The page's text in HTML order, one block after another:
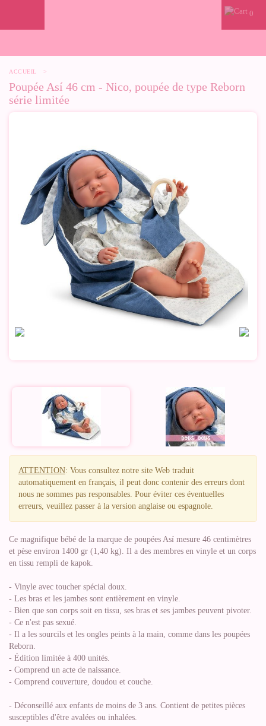
0
ACCUEIL >
Poupée Así 46 cm - Nico, poupée de type Reborn
série limitée
ATTENTION: Vous consultez notre site Web traduit
automatiquement en français, il peut donc contenir des erreurs dont
nous ne sommes pas responsables. Pour éviter ces éventuelles
erreurs, veuillez passer à la version anglaise ou espagnole.
Ce magnifique bébé de la marque de poupées Así mesure 46 centimètres
et pèse environ 1400 gr (1,40 kg). Il a des membres en vinyle et un corps
en tissu rempli de kapok.
- Vinyle avec toucher spécial doux.
- Les bras et les jambes sont entièrement en vinyle.
- Bien que son corps soit en tissu, ses bras et ses jambes peuvent pivoter.
- Ce n'est pas sexué.
- Il a les sourcils et les ongles peints à la main, comme dans les poupées
Reborn.
- Édition limitée à 400 unités.
- Comprend un acte de naissance.
- Comprend couverture, doudou et couche.
- Déconseillé aux enfants de moins de 3 ans. Contient de petites pièces
susceptibles d'être avalées ou inhalées.